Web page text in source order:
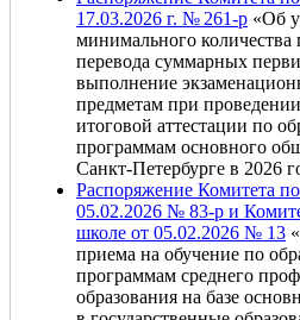
17.03.2026 г. № 261-р «Об
минимального
перевода суммарных
выполнение
предметам при
итоговой аттестации по
программам основного
Санкт-Петербурге в 2026
Распоряжение Комитета
05.02.2026 № 83-р и
школе от 05.02.2026 № 13
приема на обучение по
программам среднего
образования на базе